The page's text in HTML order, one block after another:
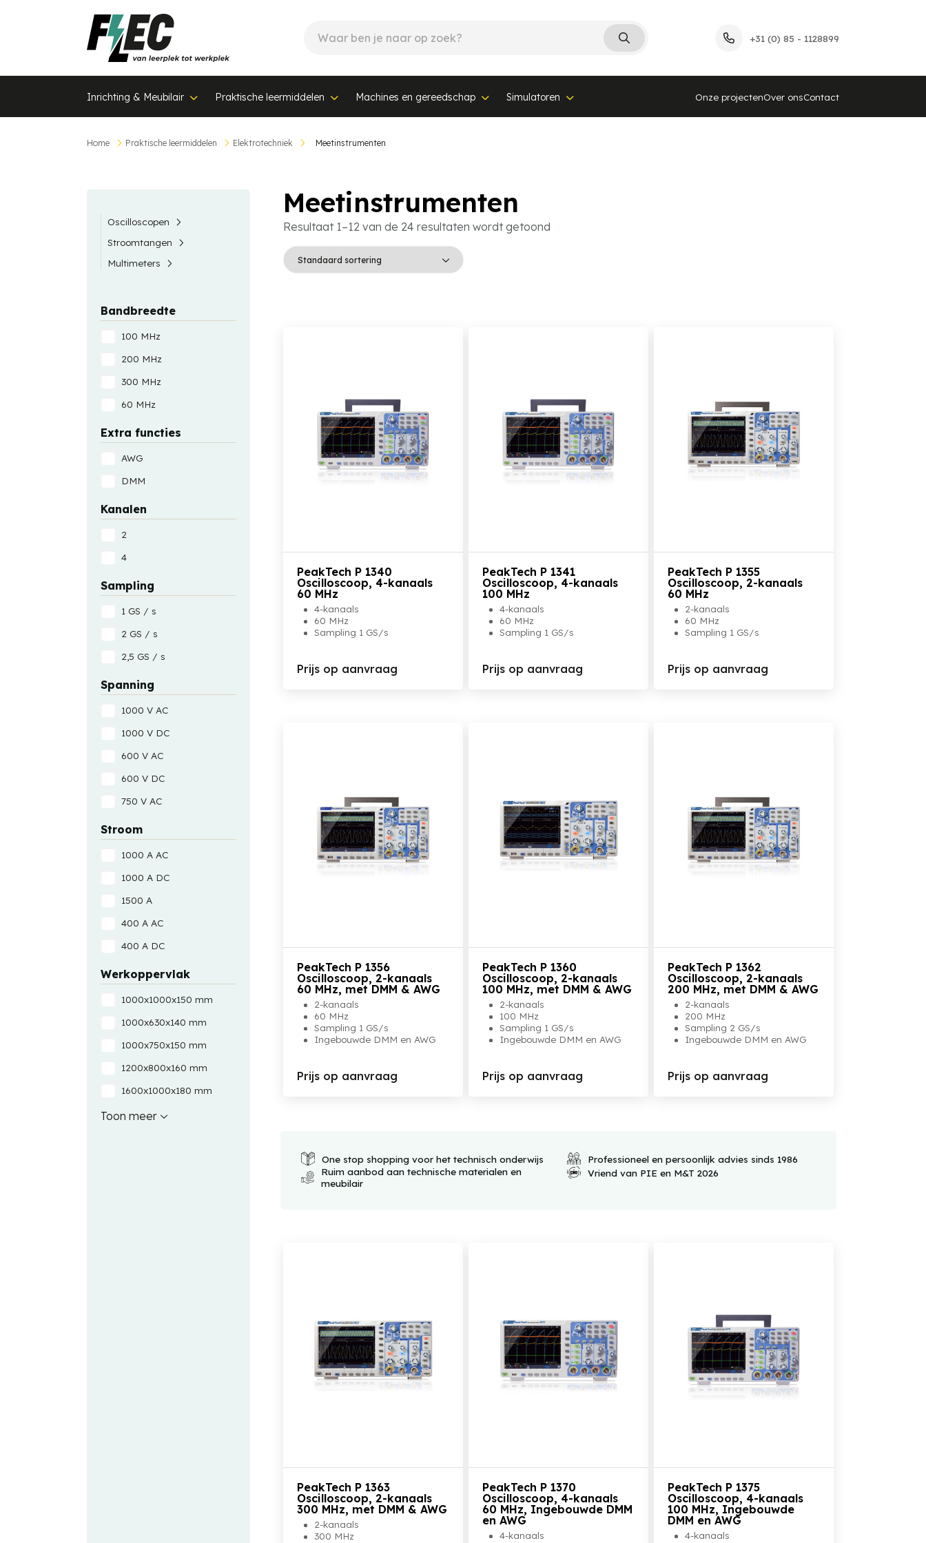
+31 (0) 85 - 1128899
Inrichting & Meubilair Praktische leermiddelen Machines en gereedschap Simulatoren Onze projectenOver onsContact
Home Praktische leermiddelen Elektrotechniek Meetinstrumenten
Oscilloscopen
Stroomtangen
Multimeters
Bandbreedte
100 MHz
200 MHz
300 MHz
60 MHz
Extra functies
AWG
DMM
Kanalen
2
4
Sampling
1 GS / s
2 GS / s
2,5 GS / s
Spanning
1000 V AC
1000 V DC
600 V AC
600 V DC
750 V AC
Stroom
1000 A AC
1000 A DC
1500 A
400 A AC
400 A DC
Werkoppervlak
1000x1000x150 mm
1000x630x140 mm
1000x750x150 mm
1200x800x160 mm
1600x1000x180 mm
2000x1000x220 mm
Toon meer
Meetinstrumenten
Resultaat 1–12 van de 24 resultaten wordt getoond
Bekijk het product
PeakTech P 1340
Oscilloscoop, 4-kanaals
60 MHz
4-kanaals
60 MHz
Sampling 1 GS/s
Prijs op aanvraag
Bekijk het product
PeakTech P 1341
Oscilloscoop, 4-kanaals
100 MHz
4-kanaals
60 MHz
Sampling 1 GS/s
Prijs op aanvraag
Bekijk het product
PeakTech P 1355
Oscilloscoop, 2-kanaals
60 MHz
2-kanaals
60 MHz
Sampling 1 GS/s
Prijs op aanvraag
Bekijk het product
PeakTech P 1356
Oscilloscoop, 2-kanaals
60 MHz, met DMM & AWG
2-kanaals
60 MHz
Sampling 1 GS/s
Ingebouwde DMM en AWG
Prijs op aanvraag
Bekijk het product
PeakTech P 1360
Oscilloscoop, 2-kanaals
100 MHz, met DMM & AWG
2-kanaals
100 MHz
Sampling 1 GS/s
Ingebouwde DMM en AWG
Prijs op aanvraag
Bekijk het product
PeakTech P 1362
Oscilloscoop, 2-kanaals
200 MHz, met DMM & AWG
2-kanaals
200 MHz
Sampling 2 GS/s
Ingebouwde DMM en AWG
Prijs op aanvraag
One stop shopping voor het technisch onderwijs
Professioneel en persoonlijk advies sinds 1986
Ruim aanbod aan technische materialen en
meubilair
Vriend van PIE en M&T 2026
Bekijk het product
PeakTech P 1363
Oscilloscoop, 2-kanaals
300 MHz, met DMM & AWG
2-kanaals
300 MHz
Bekijk het product
PeakTech P 1370
Oscilloscoop, 4-kanaals
60 MHz, Ingebouwde DMM
en AWG
4-kanaals
Bekijk het product
PeakTech P 1375
Oscilloscoop, 4-kanaals
100 MHz, Ingebouwde
DMM en AWG
4-kanaals